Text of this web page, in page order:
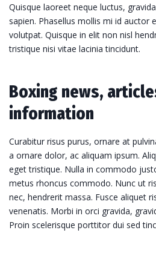
Quisque laoreet neque luctus,
sapien. Phasellus mollis mi id auctor
volutpat. Quisque in elit non nisl
tristique nisi vitae lacinia tincidunt.
Boxing news,
information
Curabitur risus purus, ornare at
a ornare dolor, ac aliquam ipsum.
eget tristique. Nulla in commodo
metus rhoncus commodo. Nunc ut
nec, hendrerit massa. Fusce aliquet
venenatis. Morbi in orci gravida,
Proin scelerisque porttitor dui sed